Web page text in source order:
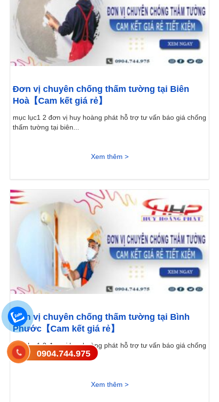
Đơn vị chuyên chống thấm tường tại Biên
Hoà【Cam kết giá rẻ】
mục lục1 2 đơn vị huy hoàng phát hỗ trợ tư vấn báo giá chống
thấm tường tại biên...
Xem thêm >
Đơn vị chuyên chống thấm tường tại Bình
Phước【Cam kết giá rẻ】
mục lục1 2 đơn vị huy hoàng phát hỗ trợ tư vấn báo giá chống
thấm tường tại bình...
Xem thêm >
0904.744.975